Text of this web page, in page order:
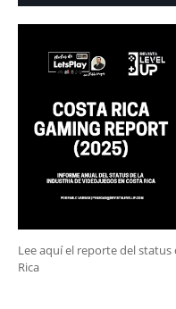
Lee aquí el reporte del
Rica